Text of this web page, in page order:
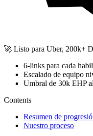
🚀 Listo para Uber, 200k+
6-links para cada
Escalado de equipo
Umbral de 30k EHP
Contents
Resumen de
Nuestro proceso